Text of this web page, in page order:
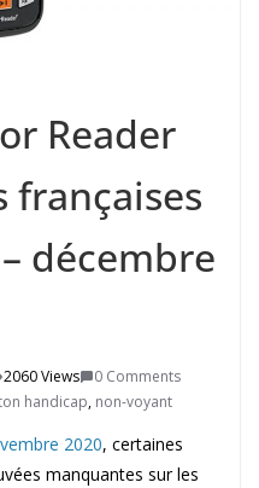
Reader
françaises
décembre
2060 Views
0 Comments
handicap, non-voyant
2020, certaines
manquantes sur les